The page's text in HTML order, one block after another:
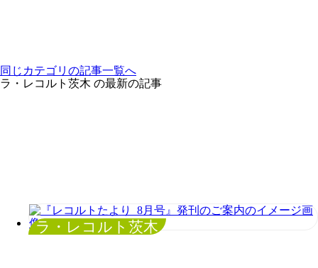
同じカテゴリの記事⼀覧へ
ラ・レコルト茨木 の最新の記事
ラ・レコルト茨木